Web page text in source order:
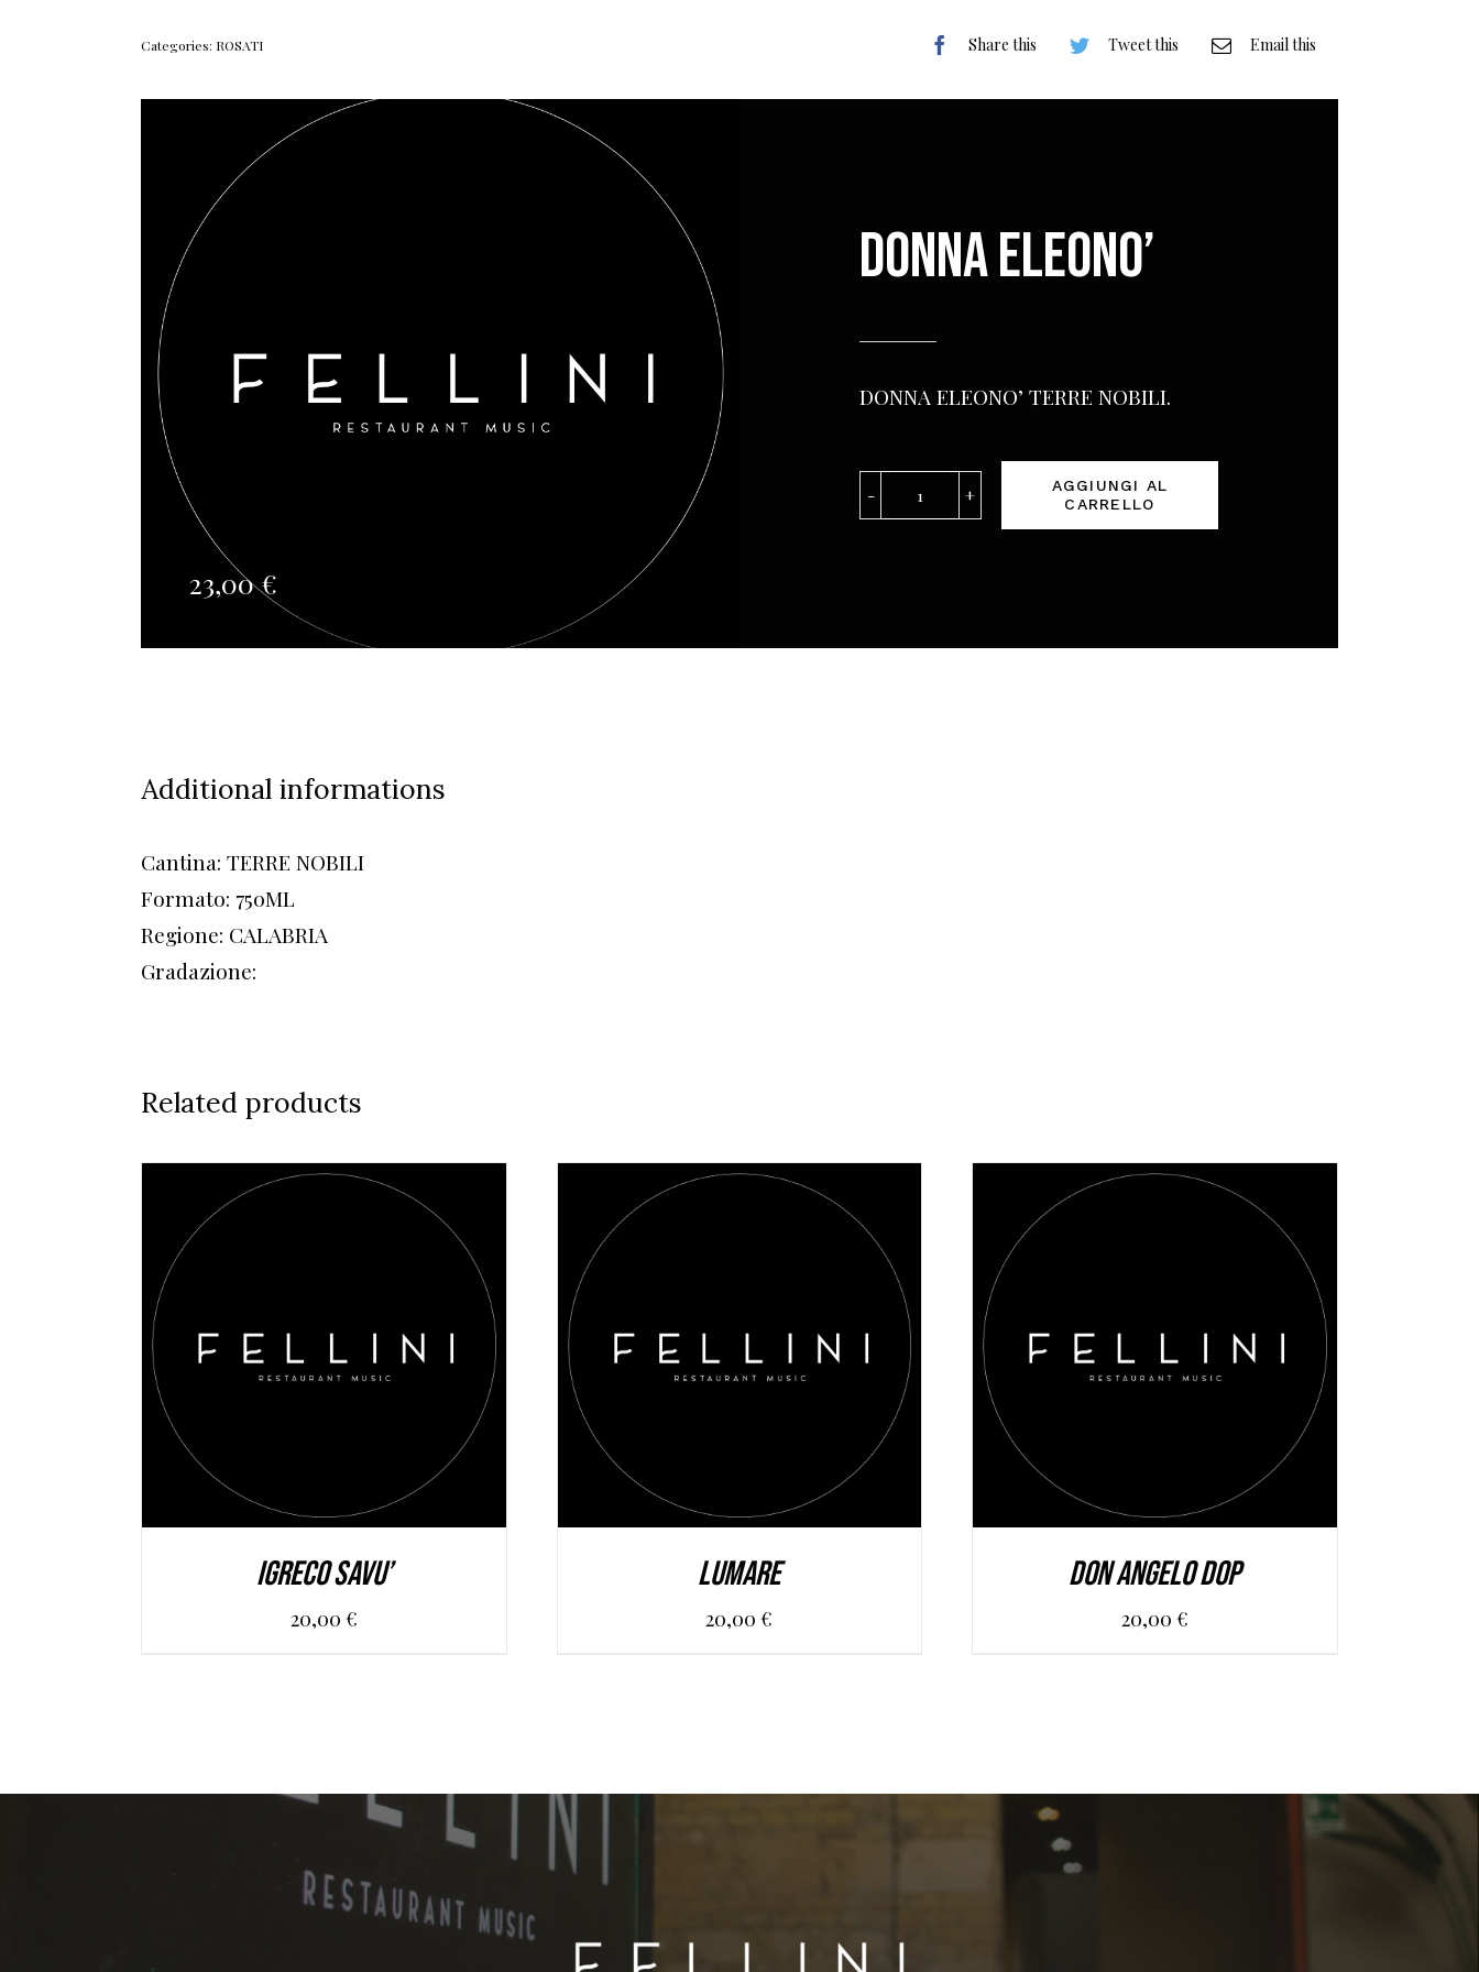
Categories: ROSATI Share this Tweet this Email this
23,00€
DONNA ELEONO’
DONNA ELEONO’ TERRE NOBILI.
DONNA
AGGIUNGI AL
CARRELLO
Additional informations
Cantina: TERRE NOBILI
Formato: 750ML
Regione: CALABRIA
Gradazione:
Related products
AGGIUNGI AL CARRELLO DETAILS
IGRECO SAVU’
20,00€
AGGIUNGI AL CARRELLO DETAILS
LUMARE
20,00€
AGGIUNGI AL CARRELLO DETAILS
DON ANGELO DOP
20,00 €